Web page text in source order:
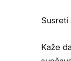
Susreti
Kaže